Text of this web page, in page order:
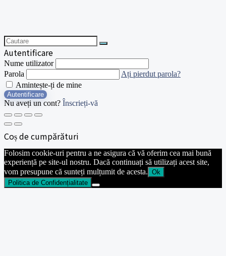
Autentificare
Nume utilizator
Parola
Ați pierdut parola?
Amintește-ți de mine
Autentificare
Nu aveți un cont? Înscrieți-vă
Coș de cumpărături
Folosim cookie-uri pentru a ne asigura că vă oferim cea mai bună
experiență pe site-ul nostru. Dacă continuați să utilizați acest site,
vom presupune că sunteți mulțumit de acesta. Ok
Politica de Confidențialitate